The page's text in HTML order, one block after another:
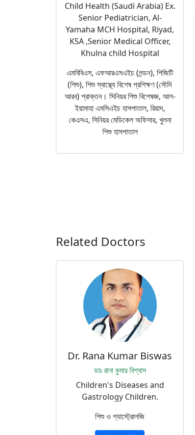
Child Health (Saudi Arabia) Ex.
Senior Pediatrician, Al-
Yamaha MCH Hospital, Riyad,
KSA ,Senior Medical Officer,
Khulna child Hospital
এমবিবিএস, এফআরএসএইচ (লন্ডন), পিজিটি
(শিশু), শিশু স্বাস্থ্যে বিশেষ প্রশিক্ষণ (সৌদি
আরব) প্রাক্তন। সিনিয়র শিশু বিশেষজ্ঞ, আল-
ইয়ামাহা এমসিএইচ হাসপাতাল, রিয়াদ,
কেএসএ, সিনিয়র মেডিকেল অফিসার, খুলনা
শিশু হাসপাতাল
Related Doctors
Dr. Rana Kumar Biswas
ডাঃ রানা কুমার বিশ্বাস
Children's Diseases and
Gastrology Children.
শিশু ও গ্যাস্ট্রোলজি